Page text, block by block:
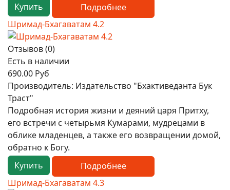
Купить
Подробнее
Шримад-Бхагаватам 4.2
Отзывов (0)
Есть в наличии
690.00 Руб
Производитель: Издательство "Бхактиведанта Бук
Траст"
Подробная история жизни и деяний царя Притху,
его встречи с четырьмя Кумарами, мудрецами в
облике младенцев, а также его возвращении домой,
обратно к Богу.
Купить
Подробнее
Шримад-Бхагаватам 4.3